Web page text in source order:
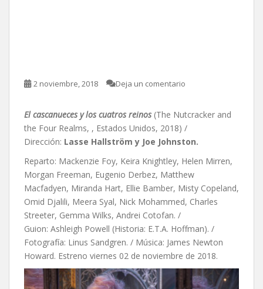
2 noviembre, 2018 Deja un comentario
El cascanueces y los cuatros reinos (The Nutcracker and
the Four Realms, , Estados Unidos, 2018) /
Dirección: Lasse Hallström y Joe Johnston.
Reparto: Mackenzie Foy, Keira Knightley, Helen Mirren,
Morgan Freeman, Eugenio Derbez, Matthew
Macfadyen, Miranda Hart, Ellie Bamber, Misty Copeland,
Omid Djalili, Meera Syal, Nick Mohammed, Charles
Streeter, Gemma Wilks, Andrei Cotofan. /
Guion: Ashleigh Powell (Historia: E.T.A. Hoffman). /
Fotografía: Linus Sandgren. / Música: James Newton
Howard. Estreno viernes 02 de noviembre de 2018.